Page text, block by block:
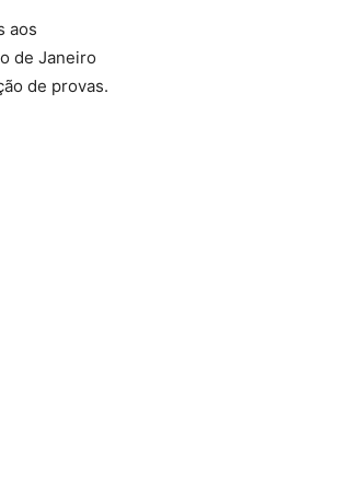
aos
de Janeiro
de provas.